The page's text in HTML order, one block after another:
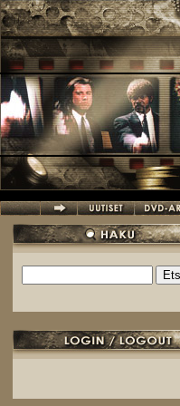
Hyppää pääsisältöön
Hakulomake